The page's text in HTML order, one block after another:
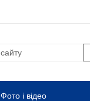
Фото і відео